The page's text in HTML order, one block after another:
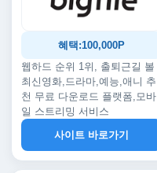
혜택:100,000P
웹하드 순위 1위, 출퇴근길 볼
최신영화,드라마,예능,애니 추
천 무료 다운로드 플랫폼,모바
일 스트리밍 서비스
사이트 바로가기